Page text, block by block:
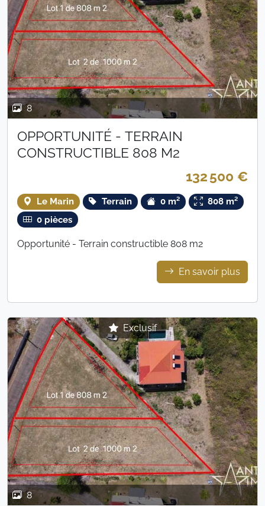
8
OPPORTUNITÉ - TERRAIN
CONSTRUCTIBLE 808 M2
132 500 €
Le Marin Terrain 0 m²
808 m²
0 pièces
Opportunité - Terrain constructible 808 m2
En savoir plus
Exclusif
8